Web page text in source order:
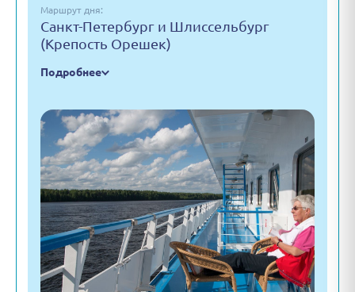
Маршрут дня:
Санкт-Петербург и Шлиссельбург
(Крепость Орешек)
Подробнее